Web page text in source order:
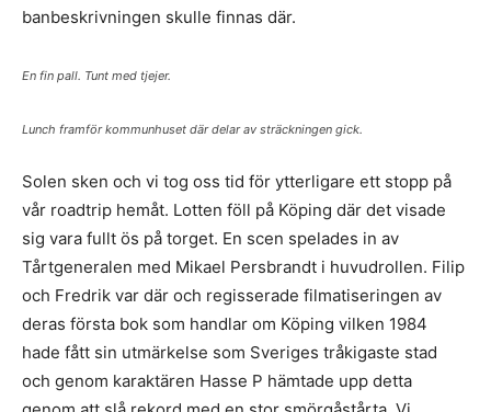
banbeskrivningen skulle finnas där.
En fin pall. Tunt med tjejer.
Lunch framför kommunhuset där delar av sträckningen gick.
Solen sken och vi tog oss tid för ytterligare ett stopp på
vår roadtrip hemåt. Lotten föll på Köping där det visade
sig vara fullt ös på torget. En scen spelades in av
Tårtgeneralen med Mikael Persbrandt i huvudrollen. Filip
och Fredrik var där och regisserade filmatiseringen av
deras första bok som handlar om Köping vilken 1984
hade fått sin utmärkelse som Sveriges tråkigaste stad
och genom karaktären Hasse P hämtade upp detta